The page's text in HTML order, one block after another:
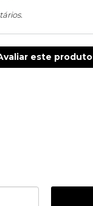
este produto